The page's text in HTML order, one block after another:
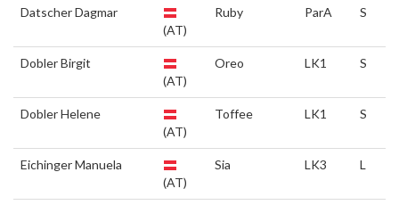
Datscher Dagmar
(AT)
Ruby ParA S
Dobler Birgit
(AT)
Oreo LK1 S
Dobler Helene
(AT)
Toffee LK1 S
Eichinger Manuela
(AT)
Sia LK3 L